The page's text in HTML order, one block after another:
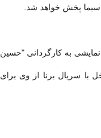
سیما پخش خواهد شد.
نمایشی به کارگردانی "حسین
با سریال برنا از وی برای